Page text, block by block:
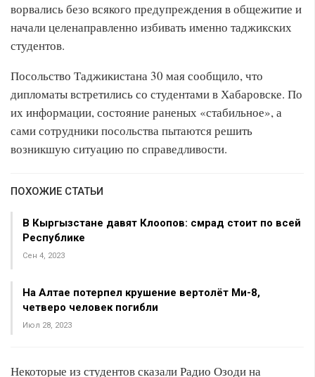
ворвались безо всякого предупреждения в общежитие и
начали целенаправленно избивать именно таджикских
студентов.
Посольство Таджикистана 30 мая сообщило, что
дипломаты встретились со студентами в Хабаровске. По
их информации, состояние раненых «стабильное», а
сами сотрудники посольства пытаются решить
возникшую ситуацию по справедливости.
ПОХОЖИЕ СТАТЬИ
В Кыргызстане давят Клоопов: смрад стоит по всей
Республике
Сен 4, 2023
На Алтае потерпел крушение вертолёт Ми-8,
четверо человек погибли
Июл 28, 2023
Некоторые из студентов сказали Радио Озоди на